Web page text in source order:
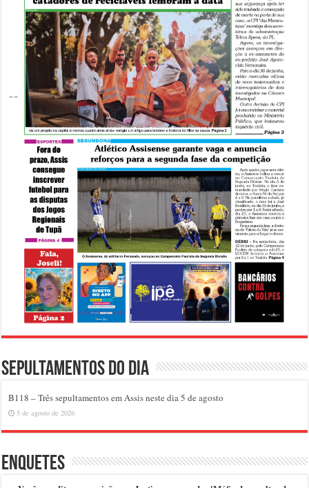
Sepultamentos do dia
B118 – Três sepultamentos em Assis neste dia 5 de agosto
5 de agosto de 2026
Enquetes